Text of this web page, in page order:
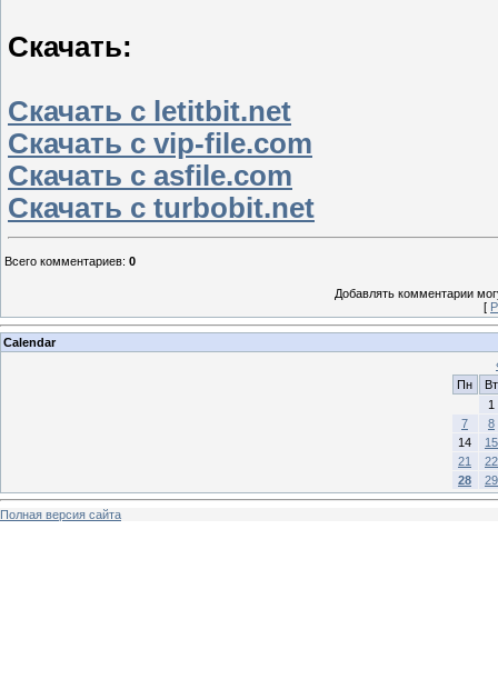
Скачать:
Скачать с letitbit.net
Скачать с vip-file.com
Скачать с asfile.com
Скачать с turbobit.net
Всего комментариев: 0
Добавлять комментарии
[
Calendar
Пн
Вт
1
7
8
14
15
21
22
28
29
Полная версия сайта